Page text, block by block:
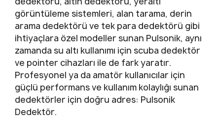
görüntüleme sistemleri, alan tarama, derin
arama dedektörü ve tek para dedektörü gibi
ihtiyaçlara özel modeller sunan Pulsonik, aynı
zamanda su altı kullanımı için scuba dedektör
ve pointer cihazları ile de fark yaratır.
Profesyonel ya da amatör kullanıcılar için
güçlü performans ve kullanım kolaylığı sunan
dedektörler için doğru adres: Pulsonik
Dedektör.